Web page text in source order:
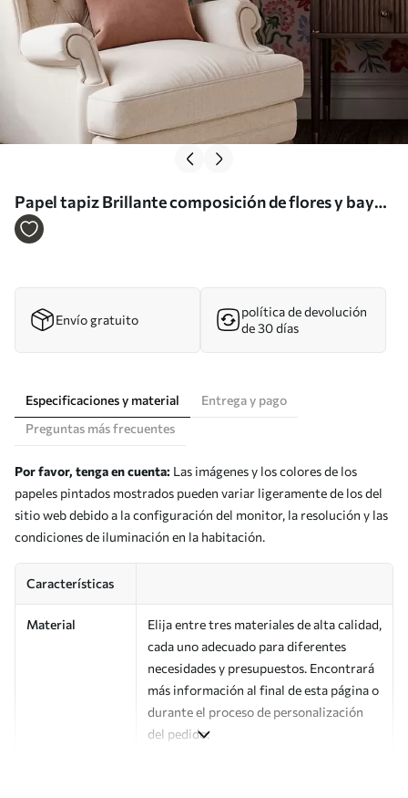
Papel tapiz Brillante composición de flores y bayas
con loros Nr. a00046
Envío gratuito
política de devolución
de 30 días
Especificaciones y material
Entrega y pago
Preguntas más frecuentes
Por favor, tenga en cuenta: Las imágenes y los colores de los
papeles pintados mostrados pueden variar ligeramente de los del
sitio web debido a la configuración del monitor, la resolución y las
condiciones de iluminación en la habitación.
Características
Material
Elija entre tres materiales de alta calidad,
cada uno adecuado para diferentes
necesidades y presupuestos. Encontrará
más información al final de esta página o
durante el proceso de personalización
del pedido.